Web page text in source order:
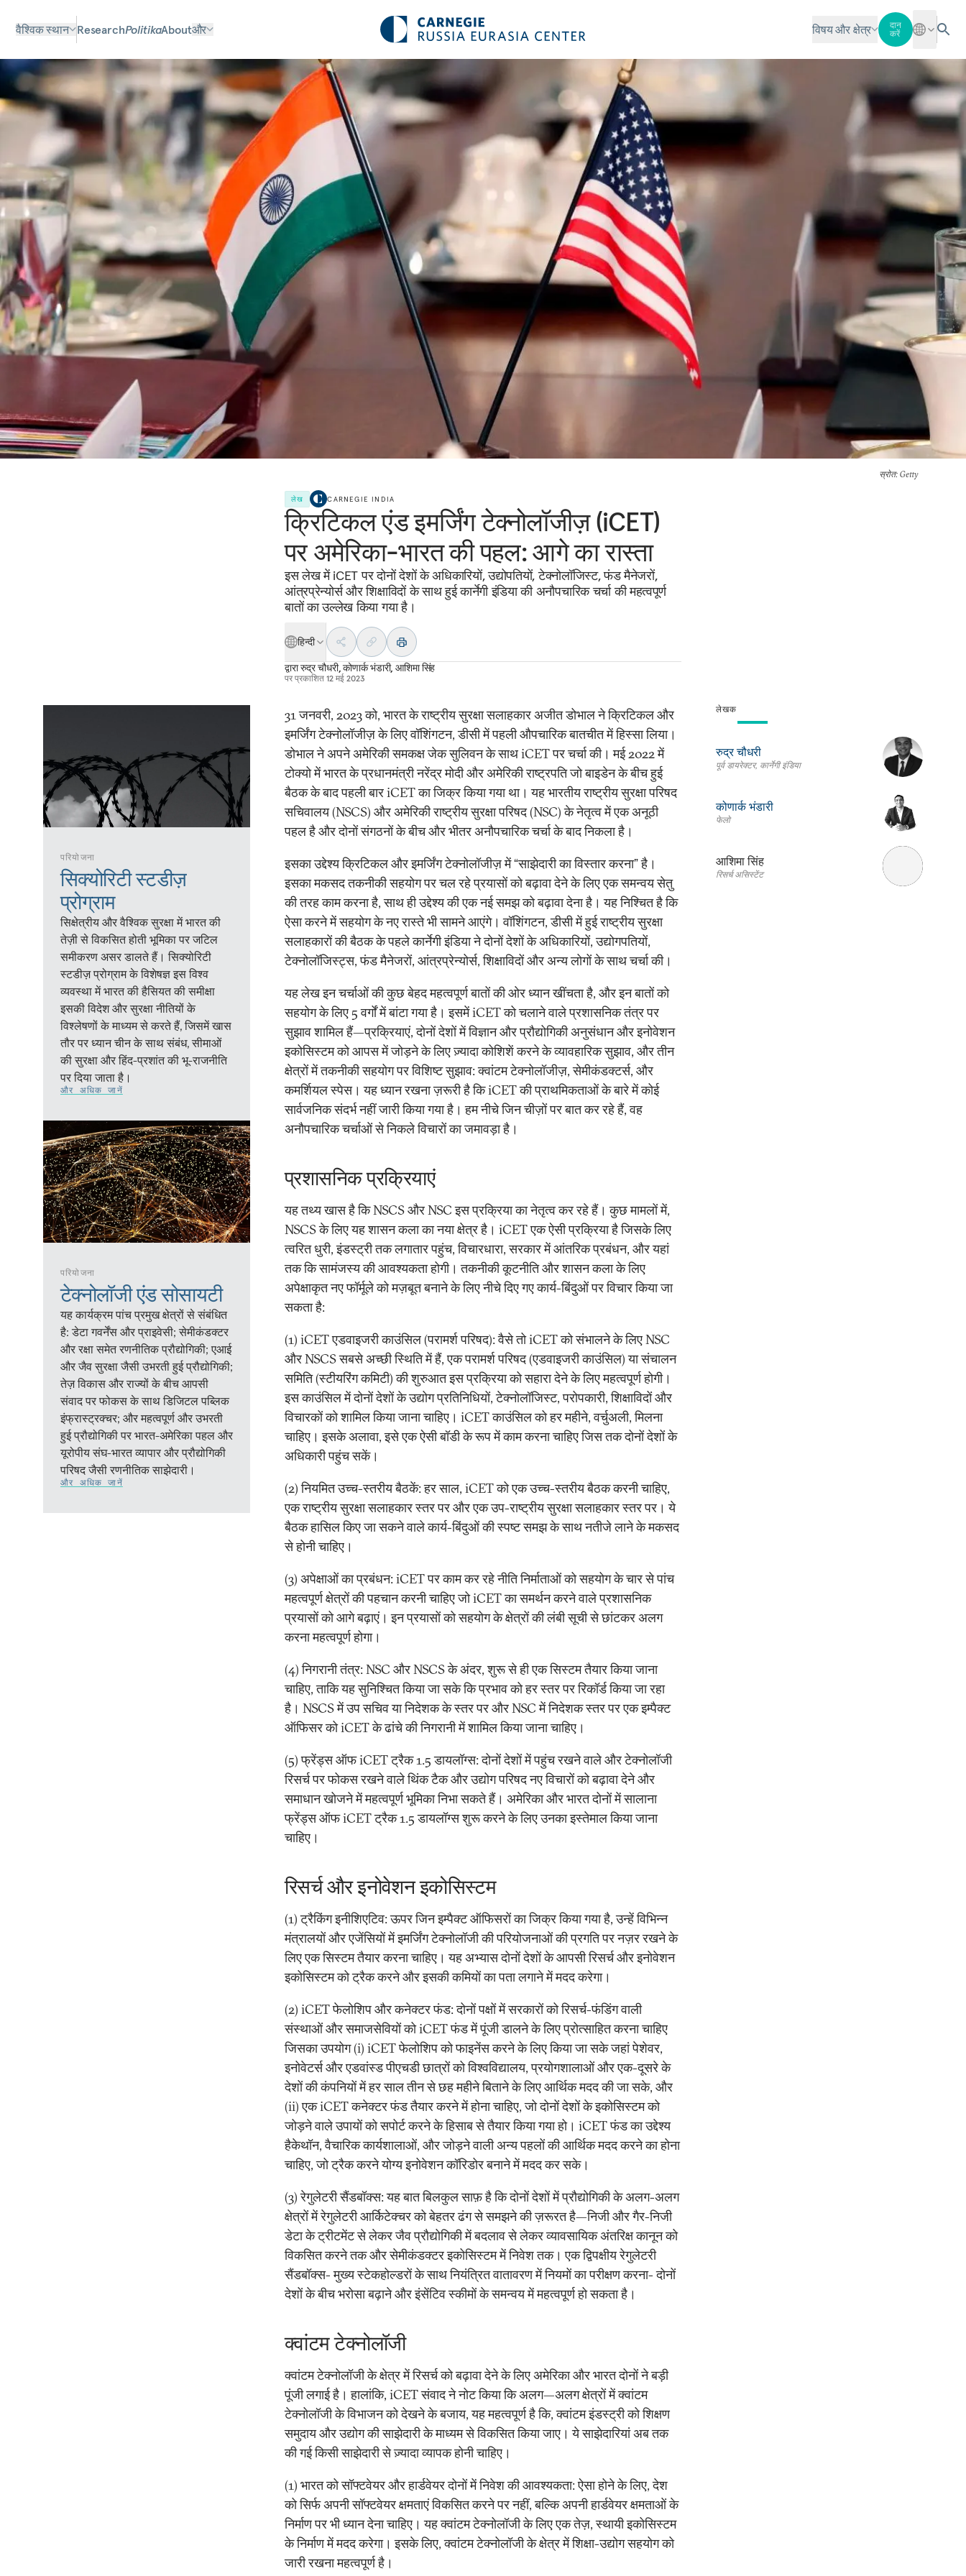
वैश्विक स्थान ResearchPolitikaAboutऔर विषय और क्षेत्र
दान
करें
स्रोत: Getty
लेख CARNEGIE INDIA
क्रिटिकल एंड इमर्जिंग टेक्नोलॉजीज़ (iCET)
पर अमेरिका-भारत की पहल: आगे का रास्ता
इस लेख में iCET पर दोनों देशों के अधिकारियों, उद्योपतियों, टेक्नोलॉजिस्ट, फंड मैनेजरों,
आंत्रप्रेन्योर्स और शिक्षाविदों के साथ हुई कार्नेगी इंडिया की अनौपचारिक चर्चा की महत्वपूर्ण
बातों का उल्लेख किया गया है।
हिन्दी
द्वारारुद्र चौधरी,कोणार्क भंडारी,आशिमा सिंह
पर प्रकाशित 12 मई 2023
परियोजना
सिक्योरिटी स्टडीज़
प्रोग्राम
सिक्षेत्रीय और वैश्विक सुरक्षा में भारत की
तेज़ी से विकसित होती भूमिका पर जटिल
समीकरण असर डालते हैं। सिक्योरिटी
स्टडीज़ प्रोग्राम के विशेषज्ञ इस विश्व
व्यवस्था में भारत की हैसियत की समीक्षा
इसकी विदेश और सुरक्षा नीतियों के
विश्लेषणों के माध्यम से करते हैं, जिसमें खास
तौर पर ध्यान चीन के साथ संबंध, सीमाओं
की सुरक्षा और हिंद-प्रशांत की भू-राजनीति
पर दिया जाता है।
और अधिक जानें
परियोजना
टेक्नोलॉजी एंड सोसायटी
यह कार्यक्रम पांच प्रमुख क्षेत्रों से संबंधित
है: डेटा गवर्नेंस और प्राइवेसी; सेमीकंडक्टर
और रक्षा समेत रणनीतिक प्रौद्योगिकी; एआई
और जैव सुरक्षा जैसी उभरती हुई प्रौद्योगिकी;
तेज़ विकास और राज्यों के बीच आपसी
संवाद पर फोकस के साथ डिजिटल पब्लिक
इंफ्रास्ट्रक्चर; और महत्वपूर्ण और उभरती
हुई प्रौद्योगिकी पर भारत-अमेरिका पहल और
यूरोपीय संघ-भारत व्यापार और प्रौद्योगिकी
परिषद जैसी रणनीतिक साझेदारी।
और अधिक जानें
31 जनवरी, 2023 को, भारत के राष्ट्रीय सुरक्षा सलाहकार अजीत डोभाल ने क्रिटिकल और
इमर्जिंग टेक्नोलॉजीज़ के लिए वॉशिंगटन, डीसी में पहली औपचारिक बातचीत में हिस्सा लिया।
डोभाल ने अपने अमेरिकी समकक्ष जेक सुलिवन के साथ iCET पर चर्चा की। मई 2022 में
टोक्यो में भारत के प्रधानमंत्री नरेंद्र मोदी और अमेरिकी राष्ट्रपति जो बाइडेन के बीच हुई
बैठक के बाद पहली बार iCET का जिक्र किया गया था। यह भारतीय राष्ट्रीय सुरक्षा परिषद
सचिवालय (NSCS) और अमेरिकी राष्ट्रीय सुरक्षा परिषद (NSC) के नेतृत्व में एक अनूठी
पहल है और दोनों संगठनों के बीच और भीतर अनौपचारिक चर्चा के बाद निकला है।
इसका उद्देश्य क्रिटिकल और इमर्जिंग टेक्नोलॉजीज़ में “साझेदारी का विस्तार करना” है।
इसका मकसद तकनीकी सहयोग पर चल रहे प्रयासों को बढ़ावा देने के लिए एक समन्वय सेतु
की तरह काम करना है, साथ ही उद्देश्य की एक नई समझ को बढ़ावा देना है। यह निश्चित है कि
ऐसा करने में सहयोग के नए रास्ते भी सामने आएंगे। वॉशिंगटन, डीसी में हुई राष्ट्रीय सुरक्षा
सलाहकारों की बैठक के पहले कार्नेगी इंडिया ने दोनों देशों के अधिकारियों, उद्योगपतियों,
टेक्नोलॉजिस्ट्स, फंड मैनेजरों, आंत्रप्रेन्योर्स, शिक्षाविदों और अन्य लोगों के साथ चर्चा की।
यह लेख इन चर्चाओं की कुछ बेहद महत्वपूर्ण बातों की ओर ध्यान खींचता है, और इन बातों को
सहयोग के लिए 5 वर्गों में बांटा गया है। इसमें iCET को चलाने वाले प्रशासनिक तंत्र पर
सुझाव शामिल हैं—प्रक्रियाएं, दोनों देशों में विज्ञान और प्रौद्योगिकी अनुसंधान और इनोवेशन
इकोसिस्टम को आपस में जोड़ने के लिए ज़्यादा कोशिशें करने के व्यावहारिक सुझाव, और तीन
क्षेत्रों में तकनीकी सहयोग पर विशिष्ट सुझाव: क्वांटम टेक्नोलॉजीज़, सेमीकंडक्टर्स, और
कमर्शियल स्पेस। यह ध्यान रखना ज़रूरी है कि iCET की प्राथमिकताओं के बारे में कोई
सार्वजनिक संदर्भ नहीं जारी किया गया है। हम नीचे जिन चीज़ों पर बात कर रहे हैं, वह
अनौपचारिक चर्चाओं से निकले विचारों का जमावड़ा है।
प्रशासनिक प्रक्रियाएं
यह तथ्य खास है कि NSCS और NSC इस प्रक्रिया का नेतृत्व कर रहे हैं। कुछ मामलों में,
NSCS के लिए यह शासन कला का नया क्षेत्र है। iCET एक ऐसी प्रक्रिया है जिसके लिए
त्वरित धुरी, इंडस्ट्री तक लगातार पहुंच, विचारधारा, सरकार में आंतरिक प्रबंधन, और यहां
तक कि सामंजस्य की आवश्यकता होगी। तकनीकी कूटनीति और शासन कला के लिए
अपेक्षाकृत नए फॉर्मूले को मज़बूत बनाने के लिए नीचे दिए गए कार्य-बिंदुओं पर विचार किया जा
सकता है:
(1) iCET एडवाइजरी काउंसिल (परामर्श परिषद): वैसे तो iCET को संभालने के लिए NSC
और NSCS सबसे अच्छी स्थिति में हैं, एक परामर्श परिषद (एडवाइजरी काउंसिल) या संचालन
समिति (स्टीयरिंग कमिटी) की शुरुआत इस प्रक्रिया को सहारा देने के लिए महत्वपूर्ण होगी।
इस काउंसिल में दोनों देशों के उद्योग प्रतिनिधियों, टेक्नोलॉजिस्ट, परोपकारी, शिक्षाविदों और
विचारकों को शामिल किया जाना चाहिए। iCET काउंसिल को हर महीने, वर्चुअली, मिलना
चाहिए। इसके अलावा, इसे एक ऐसी बॉडी के रूप में काम करना चाहिए जिस तक दोनों देशों के
अधिकारी पहुंच सकें।
(2) नियमित उच्च-स्तरीय बैठकें: हर साल, iCET को एक उच्च-स्तरीय बैठक करनी चाहिए,
एक राष्ट्रीय सुरक्षा सलाहकार स्तर पर और एक उप-राष्ट्रीय सुरक्षा सलाहकार स्तर पर। ये
बैठक हासिल किए जा सकने वाले कार्य-बिंदुओं की स्पष्ट समझ के साथ नतीजे लाने के मकसद
से होनी चाहिए।
(3) अपेक्षाओं का प्रबंधन: iCET पर काम कर रहे नीति निर्माताओं को सहयोग के चार से पांच
महत्वपूर्ण क्षेत्रों की पहचान करनी चाहिए जो iCET का समर्थन करने वाले प्रशासनिक
प्रयासों को आगे बढ़ाएं। इन प्रयासों को सहयोग के क्षेत्रों की लंबी सूची से छांटकर अलग
करना महत्वपूर्ण होगा।
(4) निगरानी तंत्र: NSC और NSCS के अंदर, शुरू से ही एक सिस्टम तैयार किया जाना
चाहिए, ताकि यह सुनिश्चित किया जा सके कि प्रभाव को हर स्तर पर रिकॉर्ड किया जा रहा
है। NSCS में उप सचिव या निदेशक के स्तर पर और NSC में निदेशक स्तर पर एक इम्पैक्ट
ऑफिसर को iCET के ढांचे की निगरानी में शामिल किया जाना चाहिए।
(5) फ्रेंड्स ऑफ iCET ट्रैक 1.5 डायलॉग्स: दोनों देशों में पहुंच रखने वाले और टेक्नोलॉजी
रिसर्च पर फोकस रखने वाले थिंक टैक और उद्योग परिषद नए विचारों को बढ़ावा देने और
समाधान खोजने में महत्वपूर्ण भूमिका निभा सकते हैं। अमेरिका और भारत दोनों में सालाना
फ्रेंड्स ऑफ iCET ट्रैक 1.5 डायलॉग्स शुरू करने के लिए उनका इस्तेमाल किया जाना
चाहिए।
रिसर्च और इनोवेशन इकोसिस्टम
(1) ट्रैकिंग इनीशिएटिव: ऊपर जिन इम्पैक्ट ऑफिसरों का जिक्र किया गया है, उन्हें विभिन्न
मंत्रालयों और एजेंसियों में इमर्जिंग टेक्नोलॉजी की परियोजनाओं की प्रगति पर नज़र रखने के
लिए एक सिस्टम तैयार करना चाहिए। यह अभ्यास दोनों देशों के आपसी रिसर्च और इनोवेशन
इकोसिस्टम को ट्रैक करने और इसकी कमियों का पता लगाने में मदद करेगा।
(2) iCET फेलोशिप और कनेक्टर फंड: दोनों पक्षों में सरकारों को रिसर्च-फंडिंग वाली
संस्थाओं और समाजसेवियों को iCET फंड में पूंजी डालने के लिए प्रोत्साहित करना चाहिए
जिसका उपयोग (i) iCET फेलोशिप को फाइनेंस करने के लिए किया जा सके जहां पेशेवर,
इनोवेटर्स और एडवांस्ड पीएचडी छात्रों को विश्वविद्यालय, प्रयोगशालाओं और एक-दूसरे के
देशों की कंपनियों में हर साल तीन से छह महीने बिताने के लिए आर्थिक मदद की जा सके, और
(ii) एक iCET कनेक्टर फंड तैयार करने में होना चाहिए, जो दोनों देशों के इकोसिस्टम को
जोड़ने वाले उपायों को सपोर्ट करने के हिसाब से तैयार किया गया हो। iCET फंड का उद्देश्य
हैकेथॉन, वैचारिक कार्यशालाओं, और जोड़ने वाली अन्य पहलों की आर्थिक मदद करने का होना
चाहिए, जो ट्रैक करने योग्य इनोवेशन कॉरिडोर बनाने में मदद कर सके।
(3) रेगुलेटरी सैंडबॉक्स: यह बात बिलकुल साफ़ है कि दोनों देशों में प्रौद्योगिकी के अलग-अलग
क्षेत्रों में रेगुलेटरी आर्किटेक्चर को बेहतर ढंग से समझने की ज़रूरत है—निजी और गैर-निजी
डेटा के ट्रीटमेंट से लेकर जैव प्रौद्योगिकी में बदलाव से लेकर व्यावसायिक अंतरिक्ष कानून को
विकसित करने तक और सेमीकंडक्टर इकोसिस्टम में निवेश तक। एक द्विपक्षीय रेगुलेटरी
सैंडबॉक्स- मुख्य स्टेकहोल्डरों के साथ नियंत्रित वातावरण में नियमों का परीक्षण करना- दोनों
देशों के बीच भरोसा बढ़ाने और इंसेंटिव स्कीमों के समन्वय में महत्वपूर्ण हो सकता है।
क्वांटम टेक्नोलॉजी
क्वांटम टेक्नोलॉजी के क्षेत्र में रिसर्च को बढ़ावा देने के लिए अमेरिका और भारत दोनों ने बड़ी
पूंजी लगाई है। हालांकि, iCET संवाद ने नोट किया कि अलग—अलग क्षेत्रों में क्वांटम
टेक्नोलॉजी के विभाजन को देखने के बजाय, यह महत्वपूर्ण है कि, क्वांटम इंडस्ट्री को शिक्षण
समुदाय और उद्योग की साझेदारी के माध्यम से विकसित किया जाए। ये साझेदारियां अब तक
की गई किसी साझेदारी से ज़्यादा व्यापक होनी चाहिए।
(1) भारत को सॉफ्टवेयर और हार्डवेयर दोनों में निवेश की आवश्यकता: ऐसा होने के लिए, देश
को सिर्फ अपनी सॉफ्टवेयर क्षमताएं विकसित करने पर नहीं, बल्कि अपनी हार्डवेयर क्षमताओं के
निर्माण पर भी ध्यान देना चाहिए। यह क्वांटम टेक्नोलॉजी के लिए एक तेज़, स्थायी इकोसिस्टम
के निर्माण में मदद करेगा। इसके लिए, क्वांटम टेक्नोलॉजी के क्षेत्र में शिक्षा-उद्योग सहयोग को
जारी रखना महत्वपूर्ण है।
लेखक
रुद्र चौधरी
पूर्व डायरेक्टर, कार्नेगी इंडिया
कोणार्क भंडारी
फेलो
आशिमा सिंह
रिसर्च असिस्टेंट